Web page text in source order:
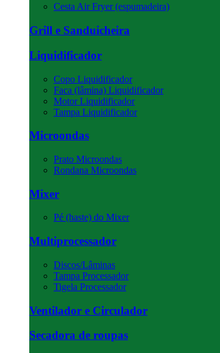
Cesta Air Fryer (espumadeira)
Grill e Sanduicheira
Liquidificador
Copo Liquidificador
Faca (lâmina) Liquidificador
Motor Liquidificador
Tampa Liquidificador
Microondas
Prato Microondas
Rondana Microondas
Mixer
Pé (haste) do Mixer
Multiprocessador
Discos/Lâminas
Tampa Processador
Tigela Processador
Ventilador e Circulador
Secadora de roupas